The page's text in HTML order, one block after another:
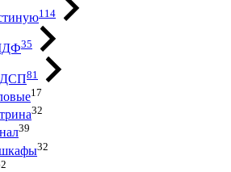
114
35
81
17
32
39
32